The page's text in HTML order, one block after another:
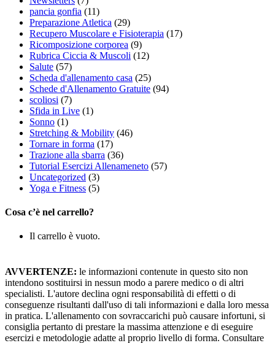
pancia gonfia (11)
Preparazione Atletica (29)
Recupero Muscolare e Fisioterapia (17)
Ricomposizione corporea (9)
Rubrica Ciccia & Muscoli (12)
Salute (57)
Scheda d'allenamento casa (25)
Schede d'Allenamento Gratuite (94)
scoliosi (7)
Sfida in Live (1)
Sonno (1)
Stretching & Mobility (46)
Tornare in forma (17)
Trazione alla sbarra (36)
Tutorial Esercizi Allenameneto (57)
Uncategorized (3)
Yoga e Fitness (5)
Cosa c’è nel carrello?
Il carrello è vuoto.
AVVERTENZE: le informazioni contenute in questo sito non
intendono sostituirsi in nessun modo a parere medico o di altri
specialisti. L'autore declina ogni responsabilità di effetti o di
conseguenze risultanti dall'uso di tali informazioni e dalla loro messa
in pratica. L'allenamento con sovraccarichi può causare infortuni, si
consiglia pertanto di prestare la massima attenzione e di eseguire
esercizi e metodologie adatte al proprio livello di forma. Consultare